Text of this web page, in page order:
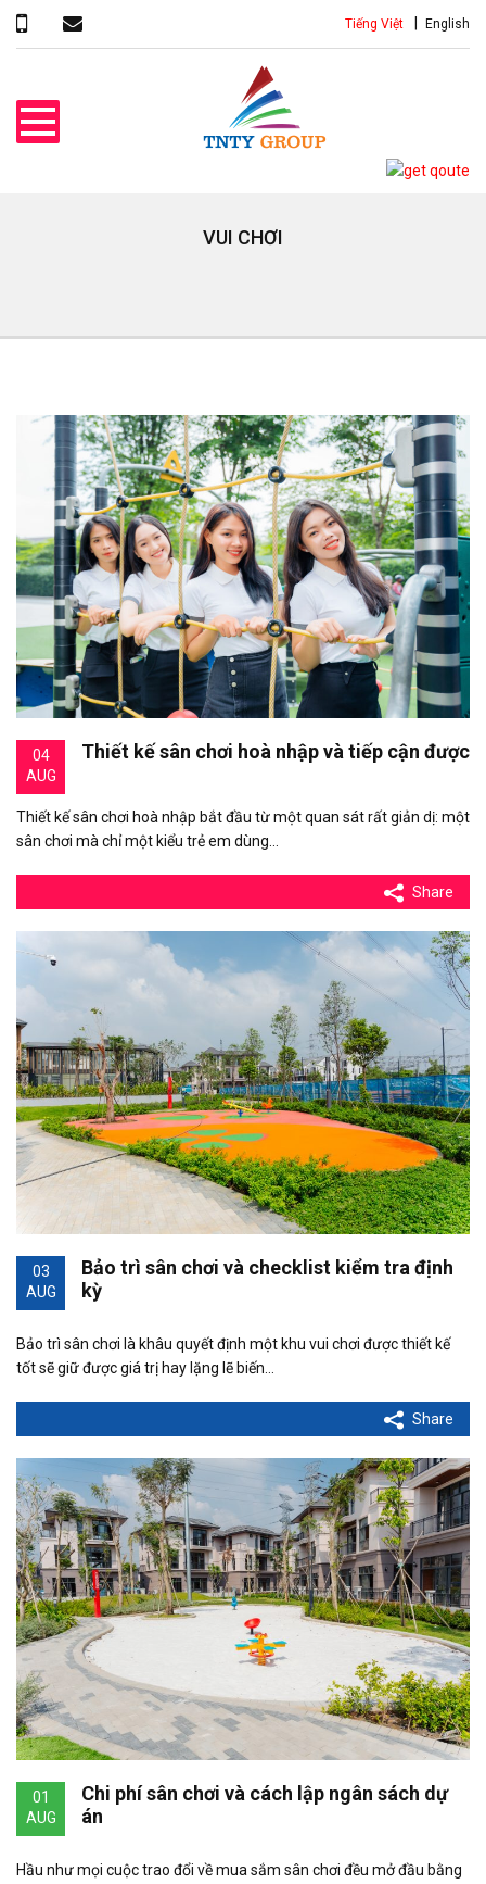
Tiếng Việt English
VUI CHƠI
04
AUG
Thiết kế sân chơi hoà nhập và tiếp cận được
Thiết kế sân chơi hoà nhập bắt đầu từ một quan sát rất giản dị: một
sân chơi mà chỉ một kiểu trẻ em dùng…
Share
03
AUG
Bảo trì sân chơi và checklist kiểm tra định
kỳ
Bảo trì sân chơi là khâu quyết định một khu vui chơi được thiết kế
tốt sẽ giữ được giá trị hay lặng lẽ biến…
Share
01
AUG
Chi phí sân chơi và cách lập ngân sách dự
án
Hầu như mọi cuộc trao đổi về mua sắm sân chơi đều mở đầu bằng